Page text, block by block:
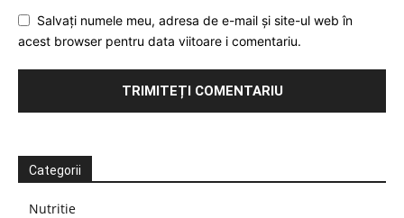
Salvați numele meu, adresa de e-mail și site-ul web în
acest browser pentru data viitoare i comentariu.
Categorii
Nutritie